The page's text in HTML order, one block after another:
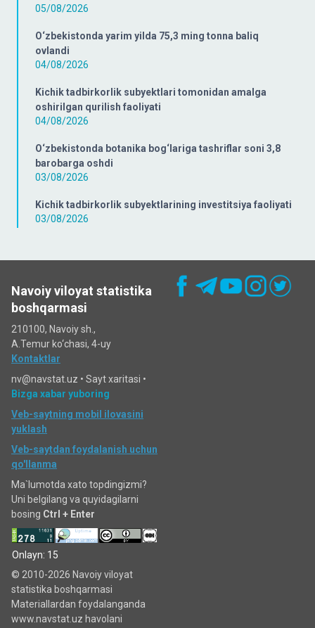
05/08/2026
O‘zbekistonda yarim yilda 75,3 ming tonna baliq
ovlandi
04/08/2026
Kichik tadbirkorlik subyektlari tomonidan amalga
oshirilgan qurilish faoliyati
04/08/2026
O‘zbekistonda botanika bog‘lariga tashriflar soni 3,8
barobarga oshdi
03/08/2026
Kichik tadbirkorlik subyektlarining investitsiya faoliyati
03/08/2026
Navoiy viloyat statistika
boshqarmasi
210100, Navoiy sh.,
A.Temur ko‘chаsi, 4-uy
Kontaktlar
nv@navstat.uz • Sayt xaritasi •
Bizga xabar yuboring
Veb-saytning mobil ilovasini
yuklash
Veb-saytdan foydalanish uchun
qo'llanma
Ma`lumotda xato topdingizmi?
Uni belgilang va quyidagilarni
bosing Ctrl + Enter
Onlayn: 15
© 2010-2026 Navoiy viloyat
statistika boshqarmasi
Materiallardan foydalanganda
www.navstat.uz havolani